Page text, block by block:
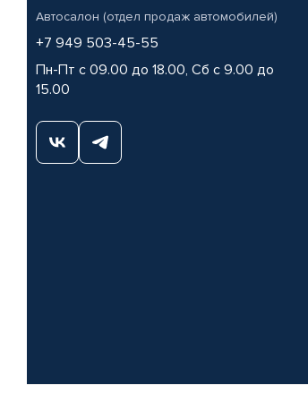
Автосалон (отдел продаж автомобилей)
+7 949 503-45-55
Пн-Пт с 09.00 до 18.00, Сб с 9.00 до
15.00